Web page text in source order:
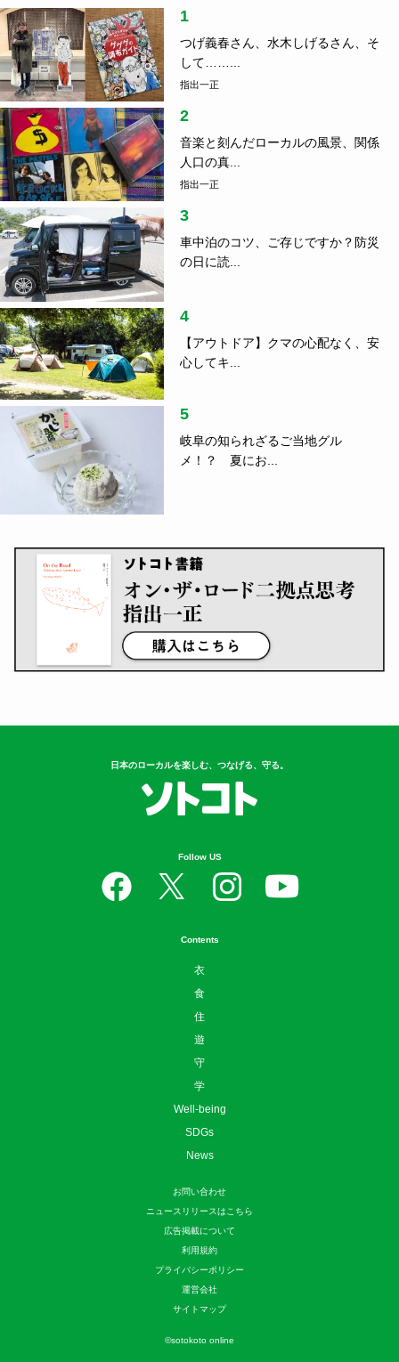
1
つげ義春さん、水木しげるさん、そ
して……...
指出一正
2
音楽と刻んだローカルの風景、関係
人口の真...
指出一正
3
車中泊のコツ、ご存じですか？防災
の日に読...
4
【アウトドア】クマの心配なく、安
心してキ...
5
岐阜の知られざるご当地グル
メ！？ 夏にお...
日本のローカルを楽しむ、つなげる、守る。
Follow US
Contents
衣
食
住
遊
守
学
Well-being
SDGs
News
お問い合わせ
ニュースリリースはこちら
広告掲載について
利用規約
プライバシーポリシー
運営会社
サイトマップ
©sotokoto online